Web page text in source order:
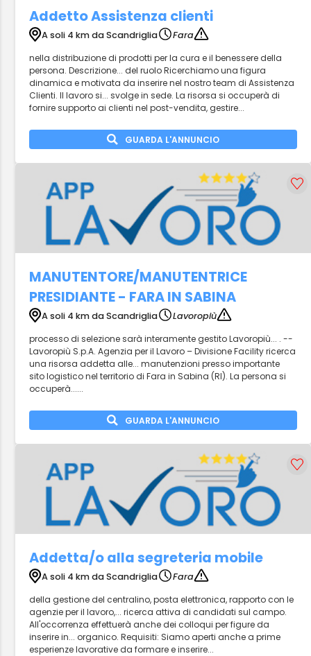
Addetto Assistenza clienti
A soli 4 km da Scandriglia
Fara
nella distribuzione di prodotti per la cura e il benessere della
persona. Descrizione... del ruolo Ricerchiamo una figura
dinamica e motivata da inserire nel nostro team di Assistenza
Clienti. Il lavoro si... svolge in sede. La risorsa si occuperà di
fornire supporto ai clienti nel post-vendita, gestire...
GUARDA L'ANNUNCIO
MANUTENTORE/MANUTENTRICE
PRESIDIANTE - FARA IN SABINA
A soli 4 km da Scandriglia
Lavoropiù
processo di selezione sarà interamente gestito Lavoropiù... . --
Lavoropiù S.p.A. Agenzia per il Lavoro – Divisione Facility ricerca
una risorsa addetta alle... manutenzioni presso importante
sito logistico nel territorio di Fara in Sabina (RI). La persona si
occuperà......
GUARDA L'ANNUNCIO
Addetta/o alla segreteria mobile
A soli 4 km da Scandriglia
Fara
della gestione del centralino, posta elettronica, rapporto con le
agenzie per il lavoro,... ricerca attiva di candidati sul campo.
All'occorrenza effettuerà anche dei colloqui per figure da
inserire in... organico. Requisiti: Siamo aperti anche a prime
esperienze lavorative da formare e inserire...